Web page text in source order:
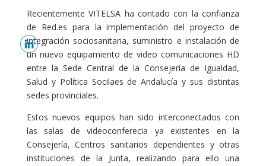
Recientemente VITELSA ha contado con la confianza
de Red.es para la implementación del proyecto de
integración sociosanitaria, suministro e instalación de
un nuevo equipamiento de video comunicaciones HD
entre la Sede Central de la Consejería de Igualdad,
Salud y Política Socilaes de Andalucía y sus distintas
sedes provinciales.
Estos nuevos equipos han sido interconectados con
las salas de videoconferecia ya existentes en la
Consejería, Centros sanitarios dependientes y otras
instituciones de la Junta, realizando para ello una